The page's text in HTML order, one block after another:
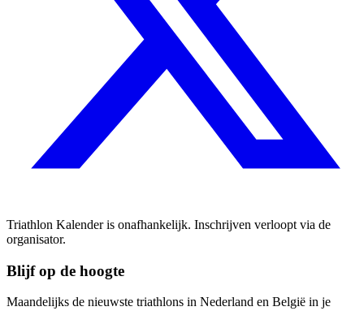
Triathlon Kalender is onafhankelijk. Inschrijven verloopt via de
organisator.
Blijf op de hoogte
Maandelijks de nieuwste triathlons in Nederland en België in je